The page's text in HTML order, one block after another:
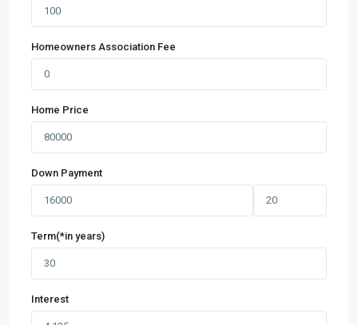
Homeowners Association Fee
Home Price
Down Payment
Term(*in years)
Interest